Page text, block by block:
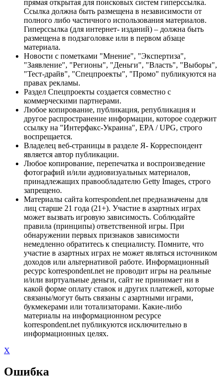
прямая открытая для поисковых систем гиперссылка.
Ссылка должна быть размещена в независимости от
полного либо частичного использования материалов.
Гиперссылка (для интернет- изданий) – должна быть
размещена в подзаголовке или в первом абзаце
материала.
Новости с пометками "Мнение", "Экспертиза",
"Заявление", "Регионы", "Деньги", "Власть", "Выборы",
"Тест-драйв", "Спецпроекты", "Промо" публикуются на
правах рекламы.
Раздел Спецпроекты создается совместно с
коммерческими партнерами.
Любое копирование, публикация, републикация и
другое распространение информации, которое содержит
ссылку на "Интерфакс-Украина", EPA / UPG, строго
воспрещается.
Владелец веб-страницы в разделе Я- Корреспондент
является автор публикации.
Любое копирование, перепечатка и воспроизведение
фотографий и/или аудиовизуальных материалов,
принадлежащих правообладателю Getty Images, строго
запрещено.
Материалы сайта korrespondent.net предназначены для
лиц старше 21 года (21+). Участие в азартных играх
может вызвать игровую зависимость. Соблюдайте
правила (принципы) ответственной игры. При
обнаружении первых признаков зависимости
немедленно обратитесь к специалисту. Помните, что
участие в азартных играх не может являться источником
доходов или альтернативой работе. Информационный
ресурс korrespondent.net не проводит игры на реальные
и/или виртуальные деньги, сайт не принимает ни в
какой форме оплату ставок и других платежей, которые
связаны/могут быть связаны с азартными играми,
букмекерами или тотализаторами. Какие-либо
материалы на информационном ресурсе
korrespondent.net публикуются исключительно в
информационных целях.
X
Ошибка